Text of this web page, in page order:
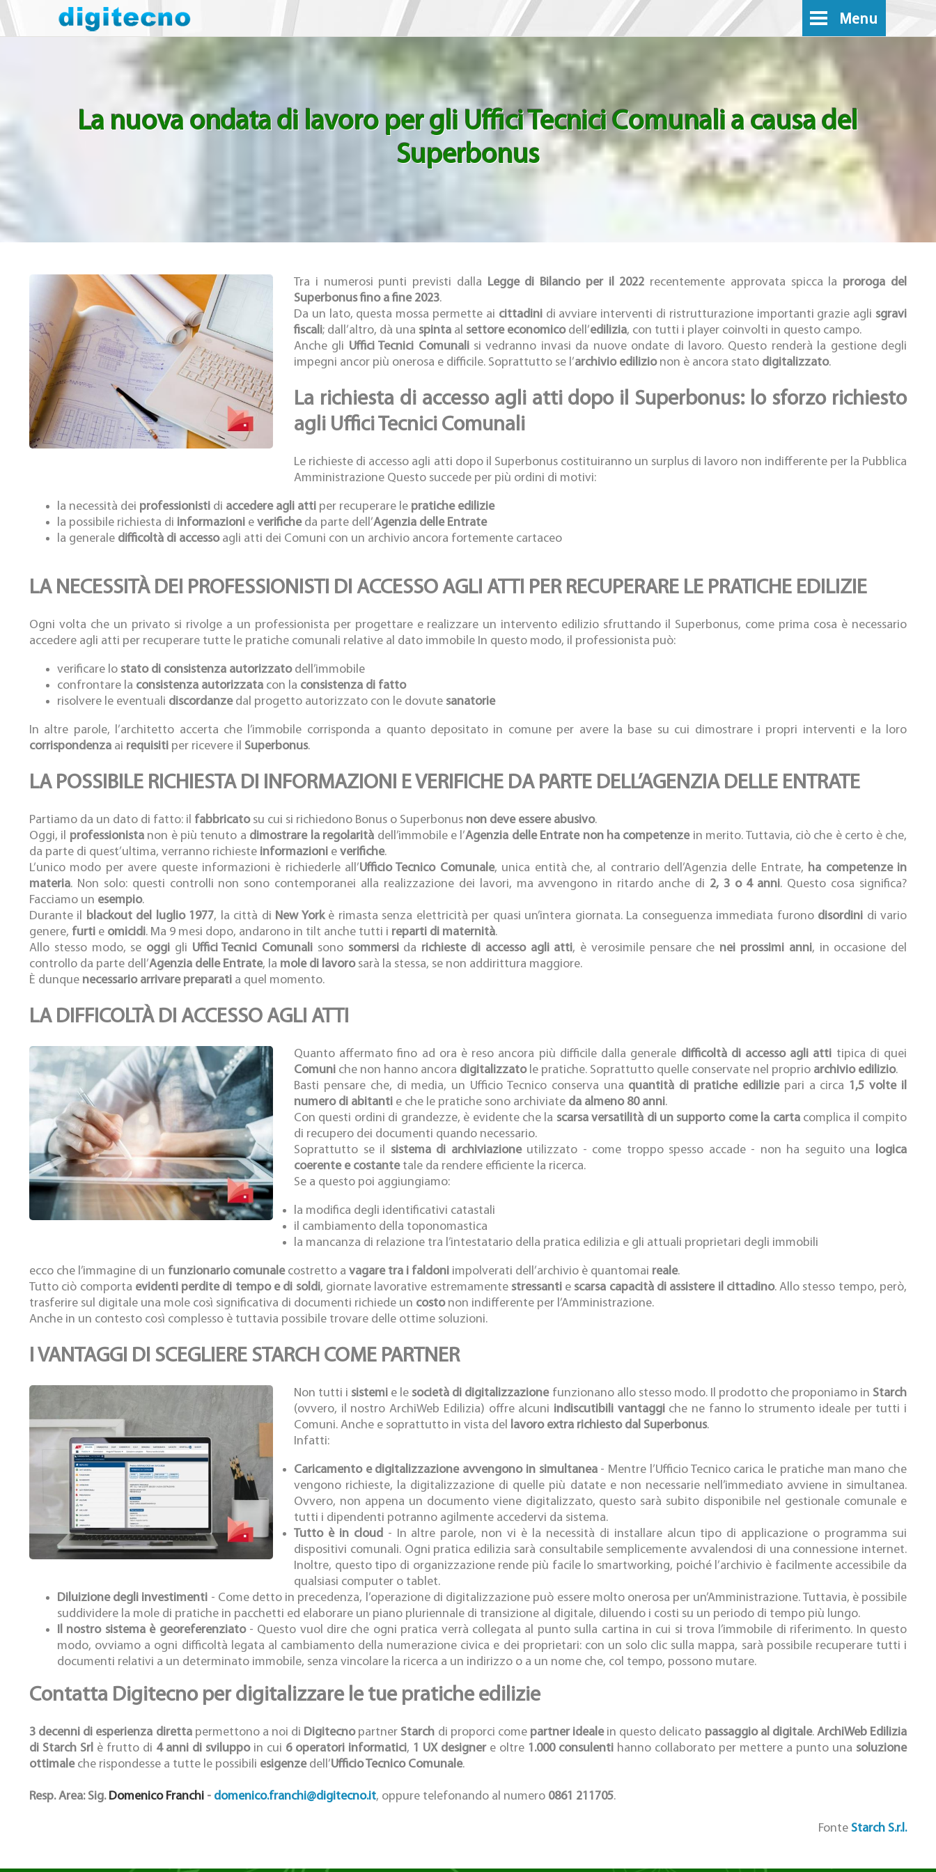
Menu
La nuova ondata di lavoro per gli Uffici Tecnici Comunali a causa del
Superbonus
Tra i numerosi punti previsti dalla Legge di Bilancio per il 2022 recentemente approvata spicca la proroga del
Superbonus fino a fine 2023.
Da un lato, questa mossa permette ai cittadinidi avviare interventi di ristrutturazione importanti grazie agli sgravi
fiscali; dall’altro, dà una spinta al settore economicodell’edilizia, con tutti i player coinvolti in questo campo.
Anche gli Uffici Tecnici Comunalisi vedranno invasi da nuove ondate di lavoro. Questo renderà la gestione degli
impegni ancor più onerosa e difficile. Soprattutto se l’archivio edilizionon è ancora stato digitalizzato.
La richiesta di accesso agli atti dopo il Superbonus: lo sforzo richiesto
agli Uffici Tecnici Comunali
Le richieste di accesso agli atti dopo il Superbonus costituiranno un surplus di lavoro non indifferente per la Pubblica
Amministrazione Questo succede per più ordini di motivi:
la necessità dei professionisti di accedere agli atti per recuperare le pratiche edilizie
la possibile richiesta di informazioni e verificheda parte dell’Agenzia delle Entrate
la generale difficoltà di accessoagli atti dei Comuni con un archivio ancora fortemente cartaceo
LA NECESSITÀ DEI PROFESSIONISTI DI ACCESSO AGLI ATTI PER RECUPERARE LE PRATICHE EDILIZIE
Ogni volta che un privato si rivolge a un professionista per progettare e realizzare un intervento edilizio sfruttando il Superbonus, come prima cosa è necessario
accedere agli atti per recuperare tutte le pratiche comunali relative al dato immobile In questo modo, il professionista può:
verificare lo stato di consistenza autorizzatodell’immobile
confrontare la consistenza autorizzata con la consistenza di fatto
risolvere le eventuali discordanzedal progetto autorizzato con le dovute sanatorie
In altre parole, l’architetto accerta che l’immobile corrisponda a quanto depositato in comune per avere la base su cui dimostrare i propri interventi e la loro
corrispondenza ai requisiti per ricevere il Superbonus.
LA POSSIBILE RICHIESTA DI INFORMAZIONI E VERIFICHE DA PARTE DELL’AGENZIA DELLE ENTRATE
Partiamo da un dato di fatto: il fabbricatosu cui si richiedono Bonus o Superbonus non deve essere abusivo.
Oggi, il professionistanon è più tenuto a dimostrare la regolarità dell’immobile e l’Agenzia delle Entrate non ha competenzein merito. Tuttavia, ciò che è certo è che,
da parte di quest’ultima, verranno richieste informazioni e verifiche.
L’unico modo per avere queste informazioni è richiederle all’Ufficio Tecnico Comunale, unica entità che, al contrario dell’Agenzia delle Entrate, ha competenze in
materia. Non solo: questi controlli non sono contemporanei alla realizzazione dei lavori, ma avvengono in ritardo anche di 2, 3 o 4 anni. Questo cosa significa?
Facciamo un esempio.
Durante il blackout del luglio 1977, la città di New Yorkè rimasta senza elettricità per quasi un’intera giornata. La conseguenza immediata furono disordini di vario
genere, furti e omicidi. Ma 9 mesi dopo, andarono in tilt anche tutti i reparti di maternità.
Allo stesso modo, se oggi gli Uffici Tecnici Comunali sono sommersida richieste di accesso agli atti, è verosimile pensare che nei prossimi anni, in occasione del
controllo da parte dell’Agenzia delle Entrate, la mole di lavorosarà la stessa, se non addirittura maggiore.
È dunque necessario arrivare preparati a quel momento.
LA DIFFICOLTÀ DI ACCESSO AGLI ATTI
Quanto affermato fino ad ora è reso ancora più difficile dalla generale difficoltà di accesso agli atti tipica di quei
Comuni che non hanno ancora digitalizzatole pratiche. Soprattutto quelle conservate nel proprio archivio edilizio.
Basti pensare che, di media, un Ufficio Tecnico conserva una quantità di pratiche ediliziepari a circa 1,5 volte il
numero di abitanti e che le pratiche sono archiviate da almeno 80 anni.
Con questi ordini di grandezze, è evidente che la scarsa versatilità di un supporto come la cartacomplica il compito
di recupero dei documenti quando necessario.
Soprattutto se il sistema di archiviazioneutilizzato - come troppo spesso accade - non ha seguito una logica
coerente e costantetale da rendere efficiente la ricerca.
Se a questo poi aggiungiamo:
la modifica degli identificativi catastali
il cambiamento della toponomastica
la mancanza di relazione tra l’intestatario della pratica edilizia e gli attuali proprietari degli immobili
ecco che l’immagine di un funzionario comunalecostretto a vagare tra i faldoni impolverati dell’archivio è quantomai reale.
Tutto ciò comporta evidenti perdite di tempo e di soldi, giornate lavorative estremamente stressantie scarsa capacità di assistere il cittadino. Allo stesso tempo, però,
trasferire sul digitale una mole così significativa di documenti richiede un costonon indifferente per l’Amministrazione.
Anche in un contesto così complesso è tuttavia possibile trovare delle ottime soluzioni.
I VANTAGGI DI SCEGLIERE STARCH COME PARTNER
Non tutti i sistemi e le società di digitalizzazionefunzionano allo stesso modo. Il prodotto che proponiamo in Starch
(ovvero, il nostro ArchiWeb Edilizia) offre alcuni indiscutibili vantaggiche ne fanno lo strumento ideale per tutti i
Comuni. Anche e soprattutto in vista del lavoro extra richiesto dal Superbonus.
Infatti:
Caricamento e digitalizzazione avvengono in simultanea- Mentre l’Ufficio Tecnico carica le pratiche man mano che
vengono richieste, la digitalizzazione di quelle più datate e non necessarie nell’immediato avviene in simultanea.
Ovvero, non appena un documento viene digitalizzato, questo sarà subito disponibile nel gestionale comunale e
tutti i dipendenti potranno agilmente accedervi da sistema.
Tutto è in cloud- In altre parole, non vi è la necessità di installare alcun tipo di applicazione o programma sui
dispositivi comunali. Ogni pratica edilizia sarà consultabile semplicemente avvalendosi di una connessione internet.
Inoltre, questo tipo di organizzazione rende più facile lo smartworking, poiché l’archivio è facilmente accessibile da
qualsiasi computer o tablet.
Diluizione degli investimenti - Come detto in precedenza, l’operazione di digitalizzazione può essere molto onerosa per un’Amministrazione. Tuttavia, è possibile
suddividere la mole di pratiche in pacchetti ed elaborare un piano pluriennale di transizione al digitale, diluendo i costi su un periodo di tempo più lungo.
Il nostro sistema è georeferenziato- Questo vuol dire che ogni pratica verrà collegata al punto sulla cartina in cui si trova l’immobile di riferimento. In questo
modo, ovviamo a ogni difficoltà legata al cambiamento della numerazione civica e dei proprietari: con un solo clic sulla mappa, sarà possibile recuperare tutti i
documenti relativi a un determinato immobile, senza vincolare la ricerca a un indirizzo o a un nome che, col tempo, possono mutare.
Contatta Digitecno per digitalizzare le tue pratiche edilizie
3 decenni di esperienza direttapermettono a noi di Digitecnopartner Starch di proporci come partner idealein questo delicato passaggio al digitale. ArchiWeb Edilizia
di Starch Srl è frutto di 4 anni di sviluppoin cui 6 operatori informatici, 1 UX designere oltre 1.000 consulenti hanno collaborato per mettere a punto una soluzione
ottimaleche rispondesse a tutte le possibili esigenzedell’Ufficio Tecnico Comunale.
Resp. Area: Sig. Domenico Franchi - domenico.franchi@digitecno.it, oppure telefonando al numero 0861 211705.
Fonte Starch S.r.l.